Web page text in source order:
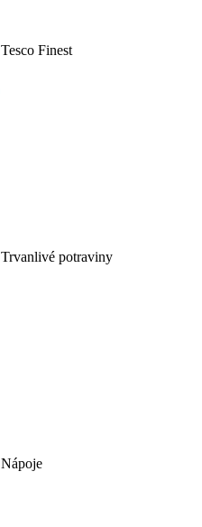
Tesco Finest
Trvanlivé potraviny
Nápoje